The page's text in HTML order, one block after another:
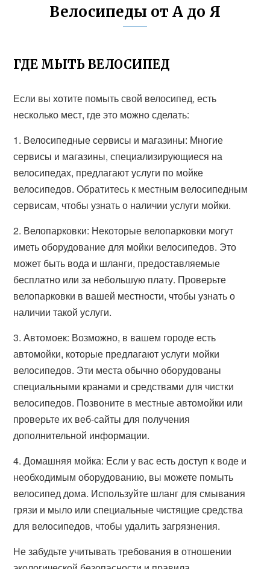
Велосипеды от А до Я
ГДЕ МЫТЬ ВЕЛОСИПЕД
Если вы хотите помыть свой велосипед, есть
несколько мест, где это можно сделать:
1. Велосипедные сервисы и магазины: Многие
сервисы и магазины, специализирующиеся на
велосипедах, предлагают услуги по мойке
велосипедов. Обратитесь к местным велосипедным
сервисам, чтобы узнать о наличии услуги мойки.
2. Велопарковки: Некоторые велопарковки могут
иметь оборудование для мойки велосипедов. Это
может быть вода и шланги, предоставляемые
бесплатно или за небольшую плату. Проверьте
велопарковки в вашей местности, чтобы узнать о
наличии такой услуги.
3. Автомоек: Возможно, в вашем городе есть
автомойки, которые предлагают услуги мойки
велосипедов. Эти места обычно оборудованы
специальными кранами и средствами для чистки
велосипедов. Позвоните в местные автомойки или
проверьте их веб-сайты для получения
дополнительной информации.
4. Домашняя мойка: Если у вас есть доступ к воде и
необходимым оборудованию, вы можете помыть
велосипед дома. Используйте шланг для смывания
грязи и мыло или специальные чистящие средства
для велосипедов, чтобы удалить загрязнения.
Не забудьте учитывать требования в отношении